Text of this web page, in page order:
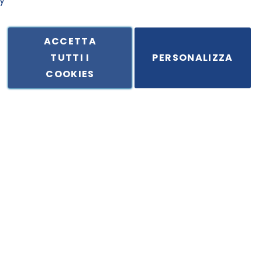
in Via Principe di Piemonte 199, cap. 80026 Casoria (NA) -
ACCETTA
TUTTI I
COOKIES
PERSONALIZZA